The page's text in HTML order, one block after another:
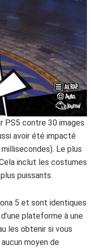
PS5 contre 30 images
avoir été impacté
Le plus
inclut les costumes
puissants.
5 et sont identiques
plateforme à une
les obtenir si vous
moyen de